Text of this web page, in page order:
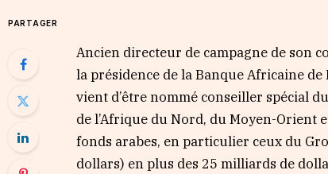
PARTAGER
Ancien directeur de campagne de son
la présidence de la Banque Africaine
vient d’être nommé conseiller spécial
de l’Afrique du Nord, du Moyen-Orient
fonds arabes, en particulier ceux du
dollars) en plus des 25 milliards de